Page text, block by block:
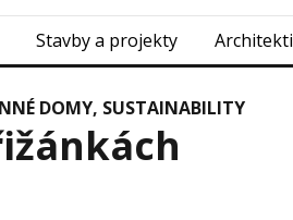
Stavby a projekty Architekti
DOMY, SUSTAINABILITY